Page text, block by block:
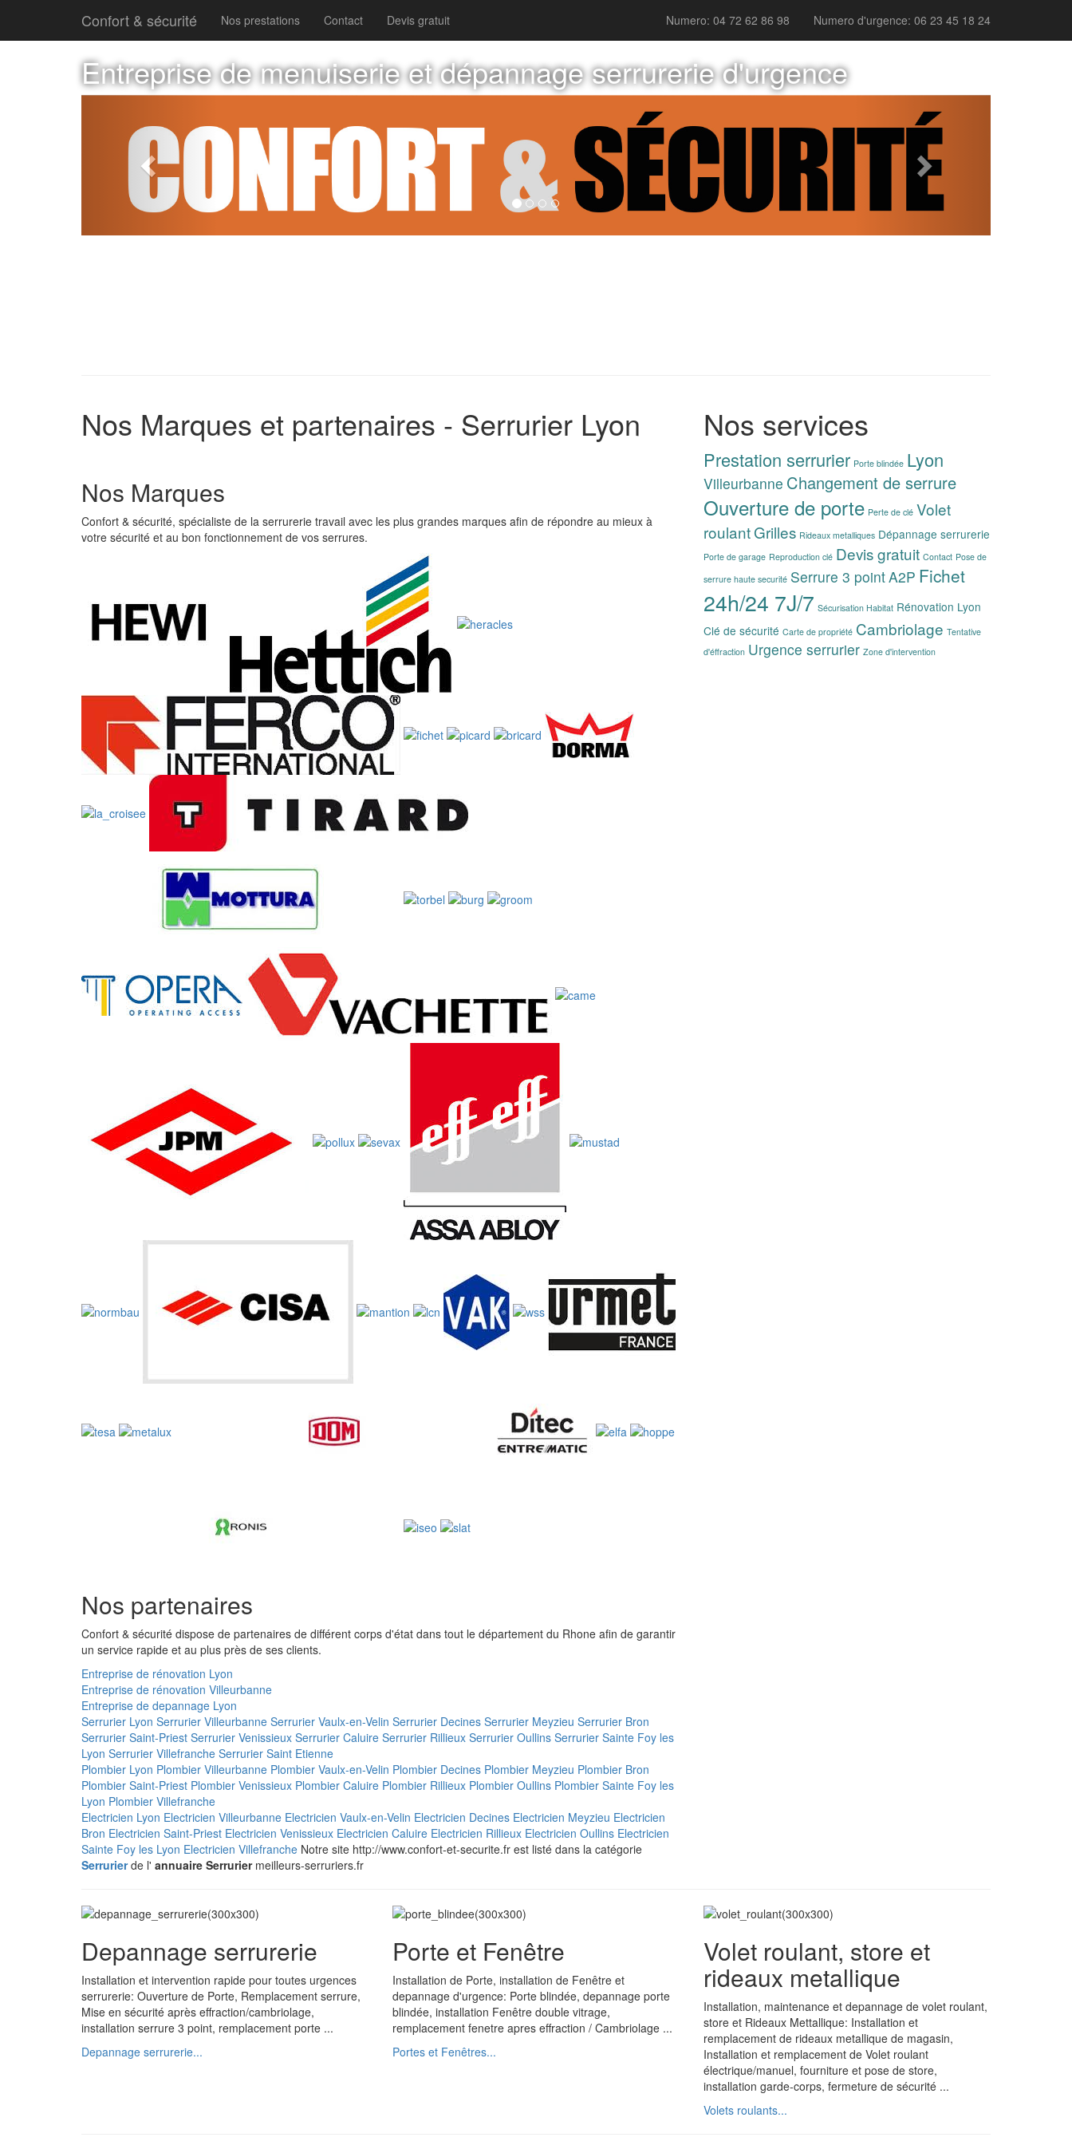
Confort & sécurité Nos prestations Contact Devis gratuit Numero: 04 72 62 86 98 Numero d'urgence: 06 23 45 18 24
Entreprise de menuiserie et dépannage serrurerie d'urgence
Next
Nos Marques et partenaires - Serrurier Lyon
Nos Marques
Confort & sécurité, spécialiste de la serrurerie travail avec les plus grandes marques afin de répondre au mieux à
votre sécurité et au bon fonctionnement de vos serrures.
Nos partenaires
Confort & sécurité dispose de partenaires de différent corps d'état dans tout le département du Rhone afin de garantir
un service rapide et au plus près de ses clients.
Entreprise de rénovation Lyon
Entreprise de rénovation Villeurbanne
Entreprise de depannage Lyon
Serrurier Lyon Serrurier Villeurbanne Serrurier Vaulx-en-Velin Serrurier Decines Serrurier Meyzieu Serrurier Bron
Serrurier Saint-Priest Serrurier Venissieux Serrurier Caluire Serrurier Rillieux Serrurier Oullins Serrurier Sainte Foy les
Lyon Serrurier Villefranche Serrurier Saint Etienne
Plombier Lyon Plombier Villeurbanne Plombier Vaulx-en-Velin Plombier Decines Plombier Meyzieu Plombier Bron
Plombier Saint-Priest Plombier Venissieux Plombier Caluire Plombier Rillieux Plombier Oullins Plombier Sainte Foy les
Lyon Plombier Villefranche
Electricien Lyon Electricien Villeurbanne Electricien Vaulx-en-Velin Electricien Decines Electricien Meyzieu Electricien
Bron Electricien Saint-Priest Electricien Venissieux Electricien Caluire Electricien Rillieux Electricien Oullins Electricien
Sainte Foy les Lyon Electricien Villefranche Notre site http://www.confort-et-securite.fr est listé dans la catégorie
Serrurierde l' annuaire Serruriermeilleurs-serruriers.fr
Nos services
Prestation serrurier Porte blindée Lyon
Villeurbanne Changement de serrure
Ouverture de porte Perte de clé Volet
roulantGrilles Rideaux metalliques Dépannage serrurerie
Porte de garage Reproduction clé Devis gratuit Contact Pose de
serrure haute securité Serrure 3 pointA2P Fichet
24h/24 7J/7 Sécurisation Habitat Rénovation Lyon
Clé de sécurité Carte de propriété Cambriolage Tentative
d'éffraction Urgence serrurier Zone d'intervention
Depannage serrurerie
Installation et intervention rapide pour toutes urgences
serrurerie: Ouverture de Porte, Remplacement serrure,
Mise en sécurité après effraction/cambriolage,
installation serrure 3 point, remplacement porte ...
Depannage serrurerie...
Porte et Fenêtre
Installation de Porte, installation de Fenêtre et
depannage d'urgence: Porte blindée, depannage porte
blindée, installation Fenêtre double vitrage,
remplacement fenetre apres effraction / Cambriolage ...
Portes et Fenêtres...
Volet roulant, store et
rideaux metallique
Installation, maintenance et depannage de volet roulant,
store et Rideaux Mettallique: Installation et
remplacement de rideaux metallique de magasin,
Installation et remplacement de Volet roulant
électrique/manuel, fourniture et pose de store,
installation garde-corps, fermeture de sécurité ...
Volets roulants...